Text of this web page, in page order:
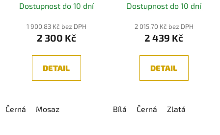
Dostupnost do 10 dní
1 900,83 Kč bez DPH
2 300 Kč
DETAIL
Černá Mosaz
Dostupnost do 10 dní
2 015,70 Kč bez DPH
2 439 Kč
DETAIL
Bílá Černá Zlatá